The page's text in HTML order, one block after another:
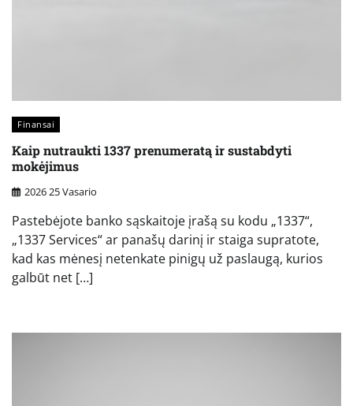
Finansai
Kaip nutraukti 1337 prenumeratą ir sustabdyti
mokėjimus
2026 25 Vasario
Pastebėjote banko sąskaitoje įrašą su kodu „1337“,
„1337 Services“ ar panašų darinį ir staiga supratote,
kad kas mėnesį netenkate pinigų už paslaugą, kurios
galbūt net […]